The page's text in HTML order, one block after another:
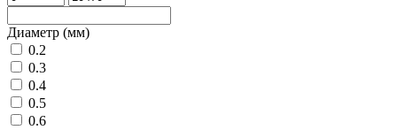
Диаметр (мм)
0.2
0.3
0.4
0.5
0.6